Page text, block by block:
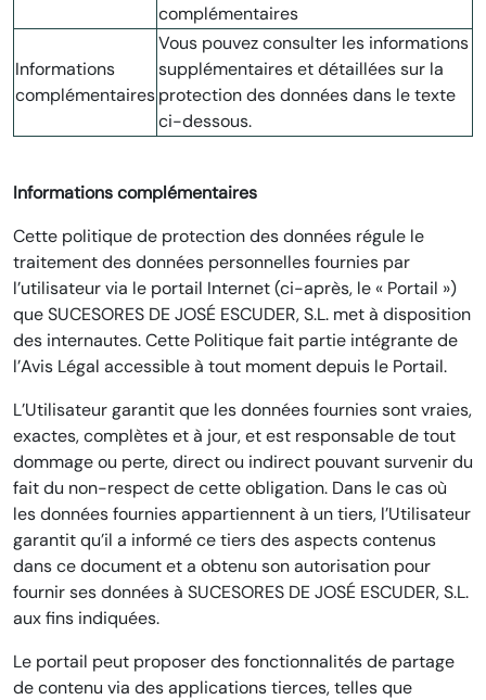
complémentaires
Informations
complémentaires
Vous pouvez consulter les informations
supplémentaires et détaillées sur la
protection des données dans le texte
ci-dessous.
Informations complémentaires
Cette politique de protection des données régule le
traitement des données personnelles fournies par
l’utilisateur via le portail Internet (ci-après, le « Portail »)
que SUCESORES DE JOSÉ ESCUDER, S.L. met à disposition
des internautes. Cette Politique fait partie intégrante de
l’Avis Légal accessible à tout moment depuis le Portail.
L’Utilisateur garantit que les données fournies sont vraies,
exactes, complètes et à jour, et est responsable de tout
dommage ou perte, direct ou indirect pouvant survenir du
fait du non-respect de cette obligation. Dans le cas où
les données fournies appartiennent à un tiers, l’Utilisateur
garantit qu’il a informé ce tiers des aspects contenus
dans ce document et a obtenu son autorisation pour
fournir ses données à SUCESORES DE JOSÉ ESCUDER, S.L.
aux fins indiquées.
Le portail peut proposer des fonctionnalités de partage
de contenu via des applications tierces, telles que